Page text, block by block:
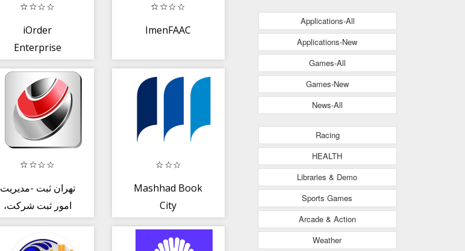
iOrder
Enterprise
ImenFAAC
تهران ثبت -مدیریت
امور ثبت شرکت،
Mashhad Book
City
Applications-All
Applications-New
Games-All
Games-New
News-All
Racing
HEALTH
Libraries & Demo
Sports Games
Arcade & Action
Weather